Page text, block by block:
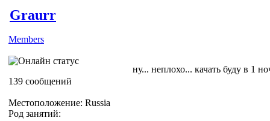
Graurr
Members
139 сообщений
Местоположение: Russia
Род занятий:
ну... неплохо... качать буду в 1